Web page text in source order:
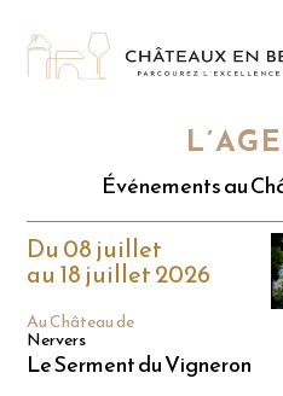
Événements au
Du 08 juillet
au 18 juillet 2026
Au Château de
Nervers
Le Serment du Vigneron